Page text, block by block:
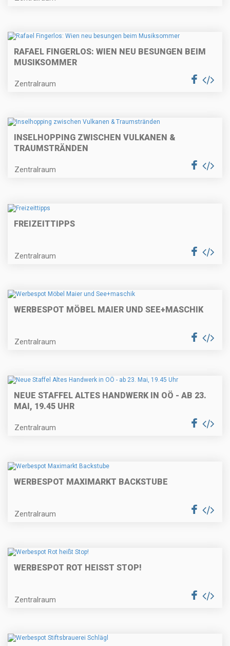
RAFAEL FINGERLOS: WIEN NEU BESUNGEN BEIM
MUSIKSOMMER
Zentralraum
INSELHOPPING ZWISCHEN VULKANEN &
TRAUMSTRÄNDEN
Zentralraum
FREIZEITTIPPS
Zentralraum
WERBESPOT MÖBEL MAIER UND SEE+MASCHIK
Zentralraum
NEUE STAFFEL ALTES HANDWERK IN OÖ - AB 23.
MAI, 19.45 UHR
Zentralraum
WERBESPOT MAXIMARKT BACKSTUBE
Zentralraum
WERBESPOT ROT HEISST STOP!
Zentralraum